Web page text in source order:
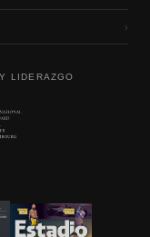
›
LIDERAZGO